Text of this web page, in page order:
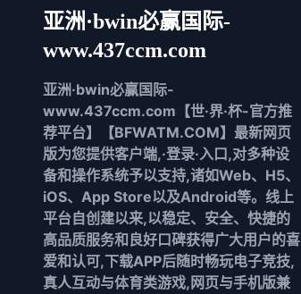
亚洲·bwin必赢国际-
www.437ccm.com
亚洲·bwin必赢国际-
www.437ccm.com【世·界·杯-官方推
荐平台】【BFWATM.COM】最新网页
版为您提供客户端,·登录·入口,对多种设
备和操作系统予以支持,诸如Web、H5、
iOS、App Store以及Android等。线上
平台自创建以来,以稳定、安全、快捷的
高品质服务和良好口碑获得广大用户的喜
爱和认可,下载APP后随时畅玩电子竞技,
真人互动与体育类游戏,网页与手机版兼